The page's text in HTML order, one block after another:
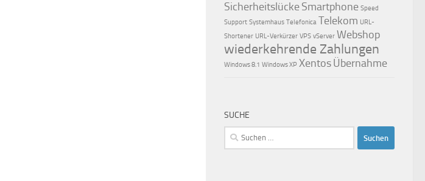
Sicherheitslücke Smartphone Speed
Support Systemhaus Telefonica Telekom URL-
Shortener URL-Verkürzer VPS vServer Webshop
wiederkehrende Zahlungen
Windows 8.1 Windows XP Xentos Übernahme
SUCHE
Suchen
nach: